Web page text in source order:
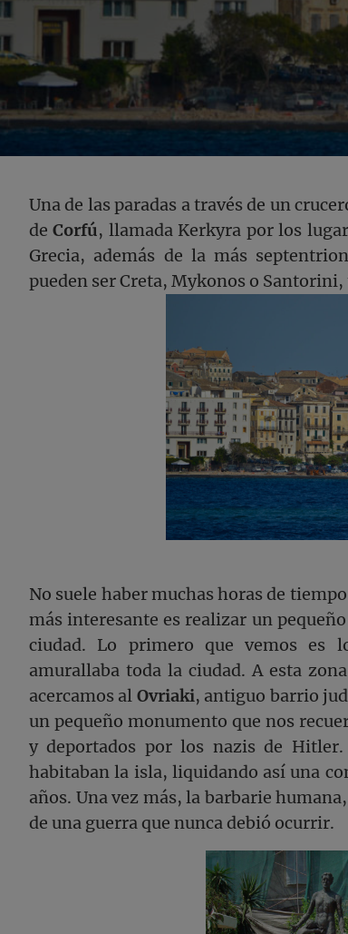
Una de las paradas a través de un
deCorfú, llamada Kerkyra por los
Grecia, además de la más
pueden ser Creta, Mykonos o
No suele haber muchas horas de
más interesante es realizar un
ciudad. Lo primero que vemos es
amurallaba toda la ciudad. A esta
acercamos al Ovriaki, antiguo barrio
un pequeño monumento que nos
y deportados por los nazis de
habitaban la isla, liquidando así una
años. Una vez más, la barbarie
de una guerra que nunca debió ocurrir.